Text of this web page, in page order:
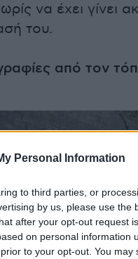
Personal Information
to third parties, or
by us, please use the
after your opt-out request
on personal information
to your opt-out. You
να έχει γίνει
του.
από τον